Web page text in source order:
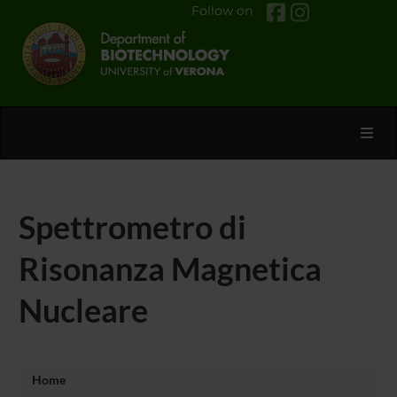
Follow on
Spettrometro di
Risonanza Magnetica
Nucleare
Home